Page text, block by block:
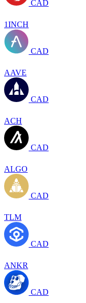
CAD
1INCH
CAD
AAVE
CAD
ACH
CAD
ALGO
CAD
TLM
CAD
ANKR
CAD